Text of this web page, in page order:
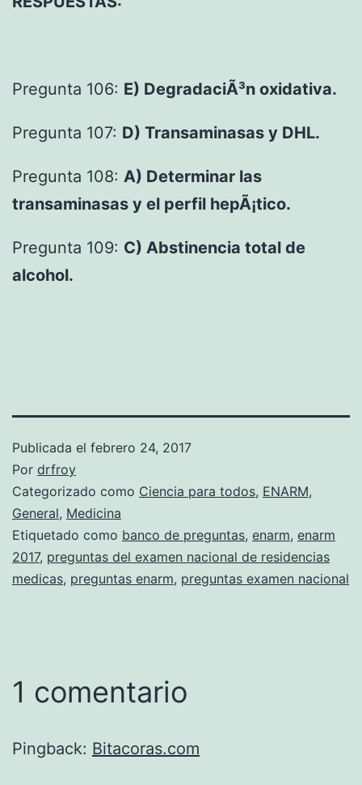
Pregunta 106: E) DegradaciÃ³n oxidativa.
Pregunta 107: D) Transaminasas y DHL.
Pregunta 108: A) Determinar las
transaminasas y el perfil hepÃ¡tico.
Pregunta 109: C) Abstinencia total de
alcohol.
Publicada el febrero 24, 2017
Por drfroy
Categorizado como Ciencia para todos, ENARM,
General, Medicina
Etiquetado como banco de preguntas, enarm, enarm
2017, preguntas del examen nacional de residencias
medicas, preguntas enarm, preguntas examen nacional
1 comentario
Pingback: Bitacoras.com